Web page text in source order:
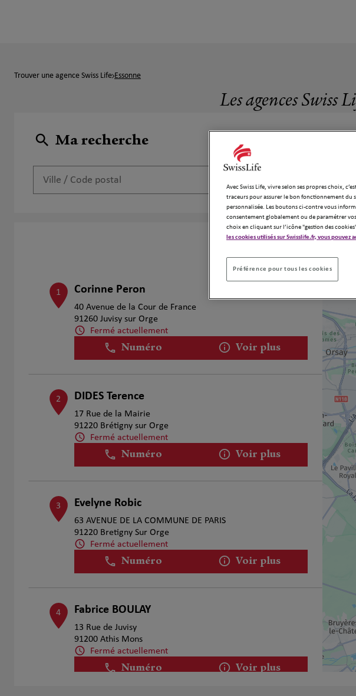
Trouver une agence Swiss Life Essonne
Les agences Swiss
Ma recherche
5 agences Swiss
1 Corinne Peron
40 Avenue de la Cour de France
91260 Juvisy sur Orge
Fermé actuellement
Numéro Voir plus
2 DIDES Terence
17 Rue de la Mairie
91220 Brétigny sur Orge
Fermé actuellement
Numéro Voir plus
3 Evelyne Robic
63 AVENUE DE LA COMMUNE DE PARIS
91220 Bretigny Sur Orge
Fermé actuellement
Numéro Voir plus
4 Fabrice BOULAY
13 Rue de Juvisy
91200 Athis Mons
Fermé actuellement
Numéro Voir plus
Avec Swiss Life, vivre selon ses propres choix,
traceurs pour assurer le bon fonctionnement du
personnalisée. Les boutons ci-contre vous
consentement globalement ou de paramétrer
choix en cliquant sur l’icône "gestion des
les cookies utilisés sur Swisslife.fr, vous pouvez
Préférence pour tous les cookies